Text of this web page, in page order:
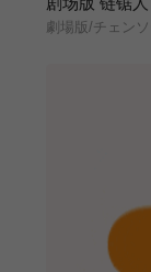
劇場版/チェン